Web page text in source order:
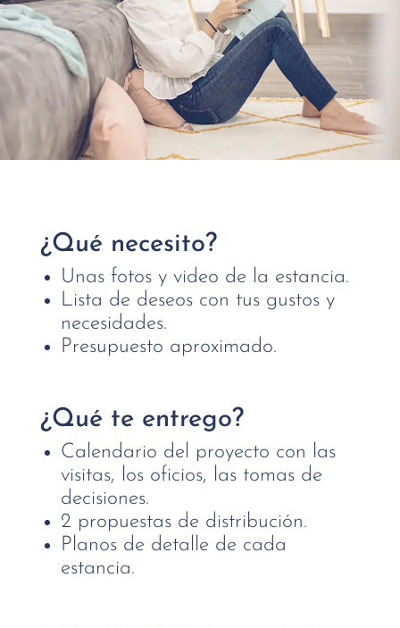
¿Qué necesito?
Unas fotos y video de la estancia.
Lista de deseos con tus gustos y
necesidades.
Presupuesto aproximado.
¿Qué te entrego?
Calendario del proyecto con las
visitas, los oficios, las tomas de
decisiones.
2 propuestas de distribución.
Planos de detalle de cada
estancia.